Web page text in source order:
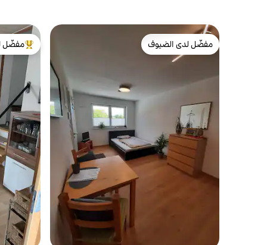
مفضّل لدى الضيوف
مفضّل لدى الضيوف
من أبرز
مفضّل